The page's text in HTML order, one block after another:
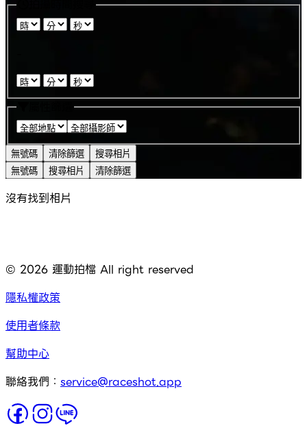
無號碼 清除篩選
搜尋相片
無號碼
搜尋相片 清除篩選
沒有找到相片
© 2026 運動拍檔 All right reserved
隱私權政策
使用者條款
幫助中心
聯絡我們： service@raceshot.app